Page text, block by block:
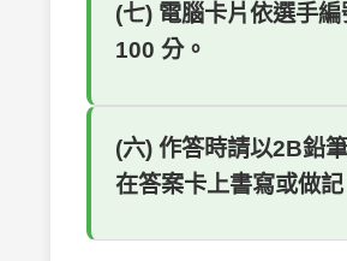
(七) 電腦卡片依選手
100 分。
(六) 作答時請以2B鉛
在答案卡上書寫或做記